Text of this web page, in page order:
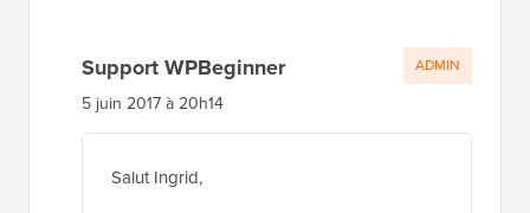
Support WPBeginner
5 juin 2017 à 20h14
Salut Ingrid,
ADMIN